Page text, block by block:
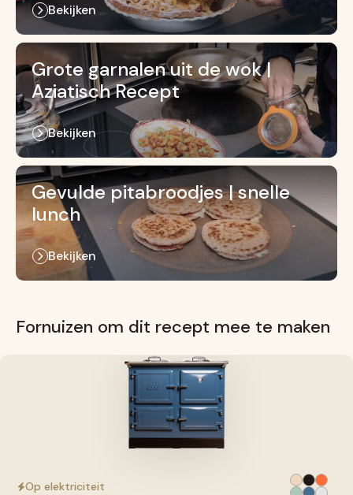
Bekijken
Grote garnalen uit de wok |
Aziatisch Recept
Bekijken
Gevulde pitabroodjes | snelle
lunch
Bekijken
Fornuizen om dit recept mee te maken
Op elektriciteit